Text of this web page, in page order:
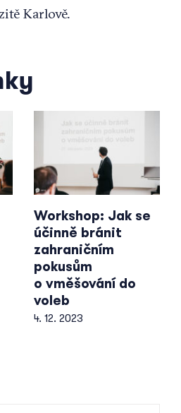
Karlově.
Workshop: Jak se
účinně bránit
zahraničním
pokusům
o vměšování do
voleb
4. 12. 2023